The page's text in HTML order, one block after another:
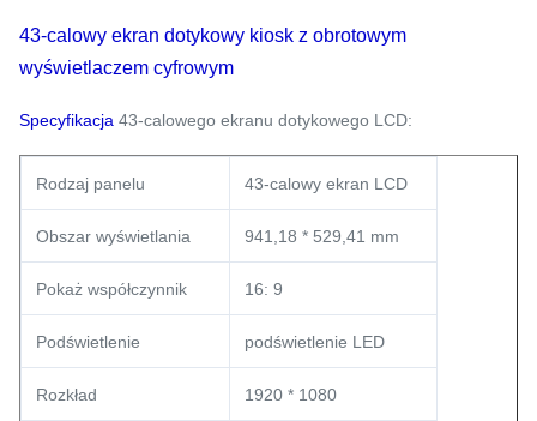
43-calowy ekran dotykowy kiosk z obrotowym
wyświetlaczem cyfrowym
Specyfikacja 43-calowego ekranu dotykowego LCD:
Rodzaj panelu 43-calowy ekran LCD
Obszar wyświetlania 941,18 * 529,41 mm
Pokaż współczynnik 16: 9
Podświetlenie podświetlenie LED
Rozkład 1920 * 1080